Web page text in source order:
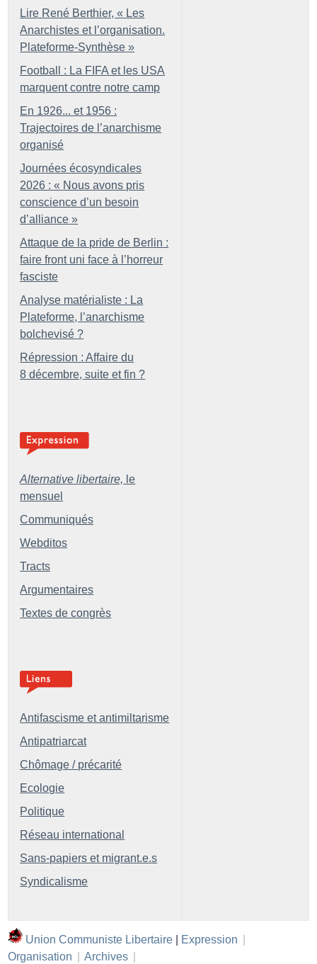
Lire René Berthier, « Les
Anarchistes et l’organisation.
Plateforme-Synthèse »
Football : La FIFA et les USA
marquent contre notre camp
En 1926... et 1956 :
Trajectoires de l’anarchisme
organisé
Journées écosyndicales
2026 : « Nous avons pris
conscience d’un besoin
d’alliance »
Attaque de la pride de Berlin :
faire front uni face à l’horreur
fasciste
Analyse matérialiste : La
Plateforme, l’anarchisme
bolchevisé ?
Répression : Affaire du
8 décembre, suite et fin ?
Alternative libertaire, le
mensuel
Communiqués
Webditos
Tracts
Argumentaires
Textes de congrès
Antifascisme et antimiltarisme
Antipatriarcat
Chômage / précarité
Ecologie
Politique
Réseau international
Sans-papiers et migrant.e.s
Syndicalisme
Union Communiste Libertaire Expression
Organisation
Archives